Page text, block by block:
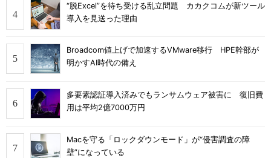
“脱Excel”を待ち受ける乱立問題 カカクコムが新ツール
導入を見送った理由
Broadcom値上げで加速するVMware移行 HPE幹部が
明かすAI時代の備え
多要素認証導入済みでもランサムウェア被害に 復旧費
用は平均2億7000万円
Macを守る「ロックダウンモード」が“侵害調査の障
壁”になっている